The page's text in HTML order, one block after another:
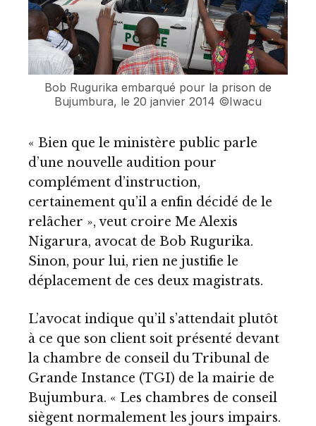
Bob Rugurika embarqué pour la prison de
Bujumbura, le 20 janvier 2014 ©Iwacu
« Bien que le ministère public parle
d’une nouvelle audition pour
complément d’instruction,
certainement qu’il a enfin décidé de le
relâcher », veut croire Me Alexis
Nigarura, avocat de Bob Rugurika.
Sinon, pour lui, rien ne justifie le
déplacement de ces deux magistrats.
L’avocat indique qu’il s’attendait plutôt
à ce que son client soit présenté devant
la chambre de conseil du Tribunal de
Grande Instance (TGI) de la mairie de
Bujumbura. « Les chambres de conseil
siègent normalement les jours impairs.